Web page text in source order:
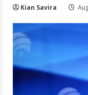
Kian Savira